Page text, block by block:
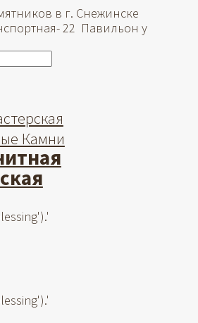
в г. Снежинске
22 Павильон у
Камни